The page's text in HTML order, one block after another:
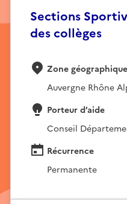
Sections
des collèges
Zone géographique
Auvergne Rhône
Porteur d’aide
Conseil
Récurrence
Permanente